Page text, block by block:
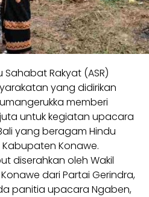
Sahabat Rakyat (ASR)
yang didirikan
memberi
untuk kegiatan upacara
yang beragam Hindu
Konawe.
diserahkan oleh Wakil
dari Partai Gerindra,
panitia upacara Ngaben,